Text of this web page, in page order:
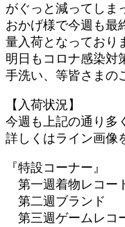
がぐっと減ってしま
おかげ様で今週も最
量入荷となっており
明日もコロナ感染対
手洗い、等皆さまの
【入荷状況】
今週も上記の通り多
詳しくはライン画像
『特設コーナー』
第一週着物レコー
第二週ブランド
第三週ゲームレコ